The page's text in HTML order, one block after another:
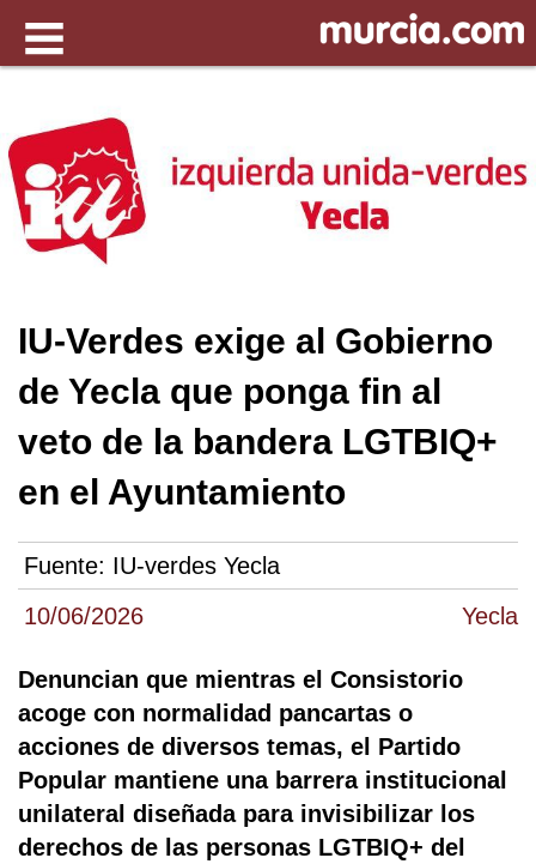
10/06/2026 Yecla
IU-Verdes exige al Gobierno
de Yecla que ponga fin al
veto de la bandera LGTBIQ+
en el Ayuntamiento
Fuente: IU-verdes Yecla
Denuncian que mientras el Consistorio
acoge con normalidad pancartas o
acciones de diversos temas, el Partido
Popular mantiene una barrera institucional
unilateral diseñada para invisibilizar los
derechos de las personas LGTBIQ+ del